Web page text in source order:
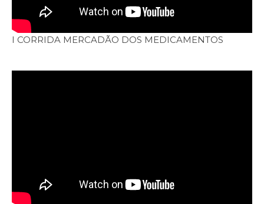
I CORRIDA MERCADÃO DOS MEDICAMENTOS